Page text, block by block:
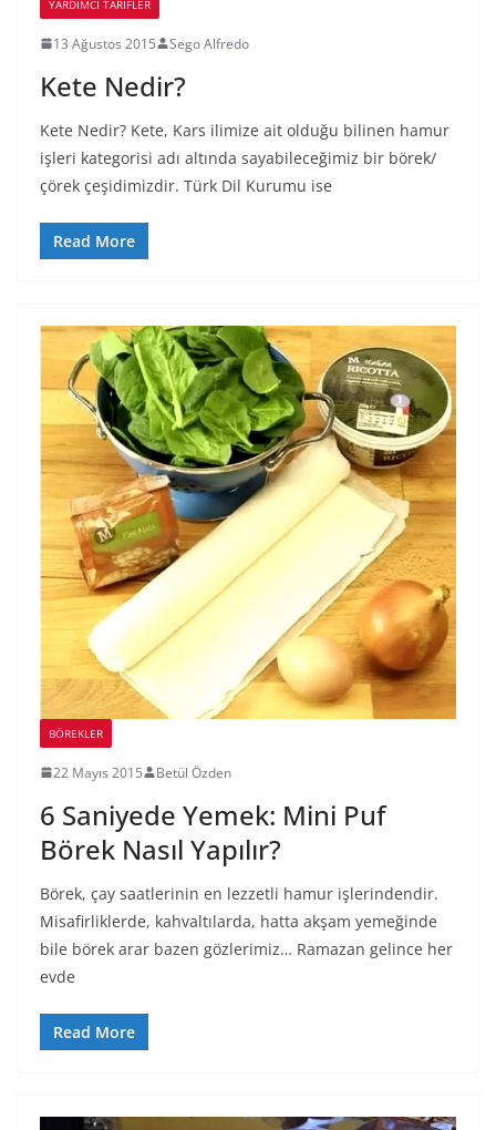
YARDIMCI TARIFLER
13 Ağustos 2015 Sego Alfredo
Kete Nedir?
Kete Nedir? Kete, Kars ilimize ait olduğu bilinen hamur
işleri kategorisi adı altında sayabileceğimiz bir börek/
çörek çeşidimizdir. Türk Dil Kurumu ise
Read More
BÖREKLER
22 Mayıs 2015 Betül Özden
6 Saniyede Yemek: Mini Puf
Börek Nasıl Yapılır?
Börek, çay saatlerinin en lezzetli hamur işlerindendir.
Misafirliklerde, kahvaltılarda, hatta akşam yemeğinde
bile börek arar bazen gözlerimiz… Ramazan gelince her
evde
Read More